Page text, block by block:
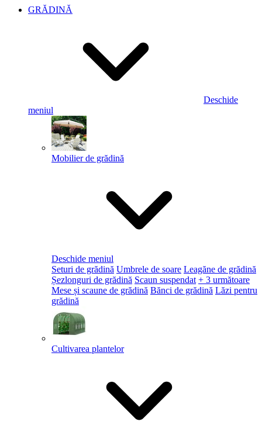
GRĂDINĂ
Deschide
meniul
Mobilier de grădină
Deschide meniul
Seturi de grădină Umbrele de soare Leagăne de grădină
Șezlonguri de grădină Scaun suspendat + 3 următoare
Mese și scaune de grădină Bănci de grădină Lăzi pentru
grădină
Cultivarea plantelor